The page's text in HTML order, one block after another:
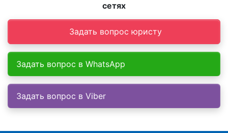
сетях
Задать вопрос юристу
Задать вопрос в WhatsApp
Задать вопрос в Viber